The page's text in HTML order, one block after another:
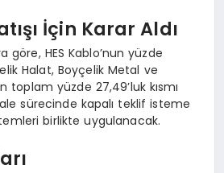
İçin Karar Aldı
göre, HES Kablo’nun yüzde
Halat, Boyçelik Metal ve
toplam yüzde 27,49’luk kısmı
sürecinde kapalı teklif isteme
birlikte uygulanacak.